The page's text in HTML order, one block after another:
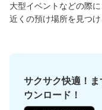
手
ど
楽器、ベビーカー、ゴルフバッ
大型イベントなどの際
近くの預け場所を見つけ
サクサク快適！
ウンロード！